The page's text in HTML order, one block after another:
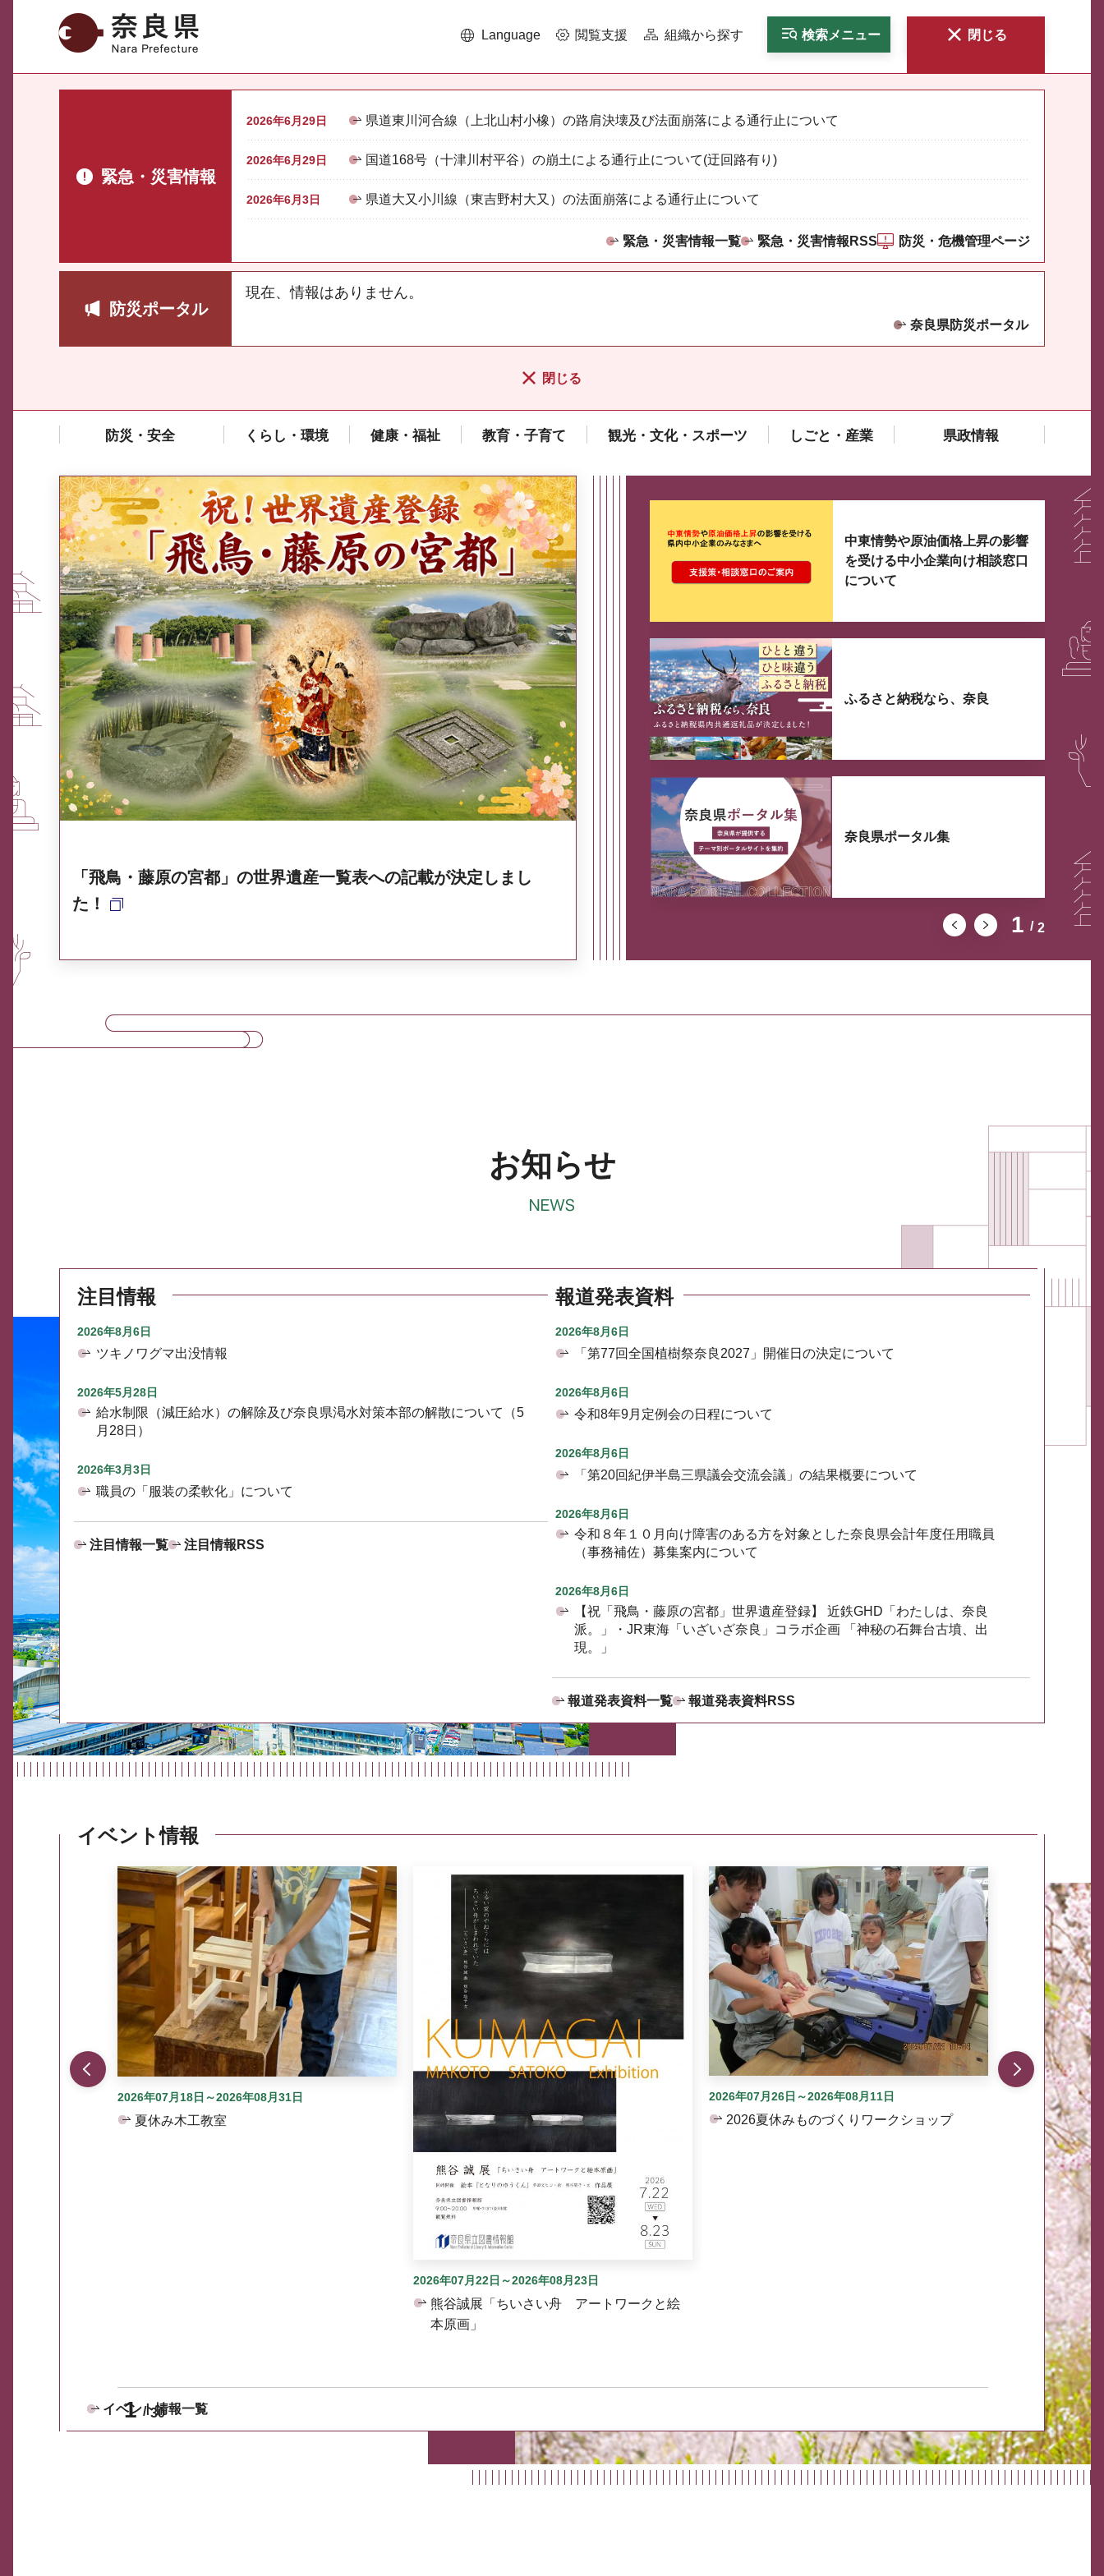
奈良県 Language 閲覧支援 組織から探す 検索メニュー 閉じる
緊急・災害情報
2026年6月29日 県道東川河合線（上北山村小橡）の路肩決壊及び法面崩落による通行止について
2026年6月29日 国道168号（十津川村平谷）の崩土による通行止について(迂回路有り)
2026年6月3日 県道大又小川線（東吉野村大又）の法面崩落による通行止について
緊急・災害情報一覧 緊急・災害情報RSS 防災・危機管理ページ
防災ポータル
現在、情報はありません。
奈良県防災ポータル
閉じる
防災・安全 くらし・環境 健康・福祉 教育・子育て 観光・文化・スポーツ しごと・産業 県政情報
「飛鳥・藤原の宮都」の世界遺産一覧表への記載が決定しまし
た！
ここから最大3つずつ情報が表示されるスライダーがあります。
1 2
中東情勢や原油価格上昇の影響
を受ける中小企業向け相談窓口
について
ふるさと納税なら、奈良
県広報誌「県民だより奈良」
2026年8月号
奈良県政策集
中東情勢や原油価格上昇の影響
を受ける中小企業向け相談窓口
について
ふるさと納税なら、奈良
奈良県ポータル集
お知らせ
注目情報
2026年8月6日
ツキノワグマ出没情報
2026年5月28日
給水制限（減圧給水）の解除及び奈良県渇水対策本部の解散について（5
月28日）
2026年3月3日
職員の「服装の柔軟化」について
注目情報一覧 注目情報RSS
報道発表資料
2026年8月6日
「第77回全国植樹祭奈良2027」開催日の決定について
2026年8月6日
令和8年9月定例会の日程について
2026年8月6日
「第20回紀伊半島三県議会交流会議」の結果概要について
2026年8月6日
令和８年１０月向け障害のある方を対象とした奈良県会計年度任用職員
（事務補佐）募集案内について
2026年8月6日
【祝「飛鳥・藤原の宮都」世界遺産登録】 近鉄GHD「わたしは、奈良
派。」・JR東海「いざいざ奈良」コラボ企画 「神秘の石舞台古墳、出
現。」
報道発表資料一覧 報道発表資料RSS
イベント情報
1 30
2026年07月18日～2026年08月31日
夏休み木工教室
2026年07月22日～2026年08月23日
熊谷誠展「ちいさい舟 アートワークと絵
本原画」
2026年07月26日～2026年08月11日
2026夏休みものづくりワークショップ
イベント情報一覧